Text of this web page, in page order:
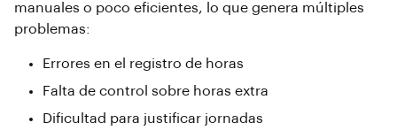
manuales o poco eficientes, lo que genera múltiples
problemas:
Errores en el registro de horas
Falta de control sobre horas extra
Dificultad para justificar jornadas